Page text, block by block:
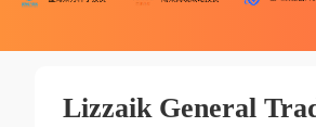
Lizzaik General